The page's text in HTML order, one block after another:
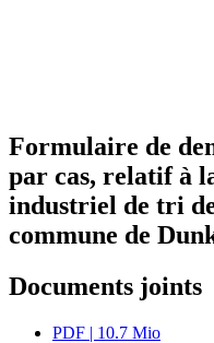
Formulaire de
par cas, relatif à
industriel de tri
commune de
Documents joints
PDF | 10.7 Mio